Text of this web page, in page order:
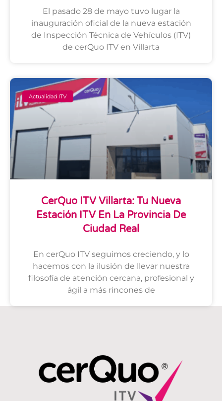
El pasado 28 de mayo tuvo lugar la
inauguración oficial de la nueva estación
de Inspección Técnica de Vehículos (ITV)
de cerQuo ITV en Villarta
Actualidad ITV
CerQuo ITV Villarta: Tu Nueva
Estación ITV En La Provincia De
Ciudad Real
En cerQuo ITV seguimos creciendo, y lo
hacemos con la ilusión de llevar nuestra
filosofía de atención cercana, profesional y
ágil a más rincones de